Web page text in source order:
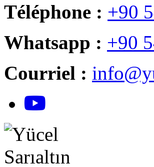
Téléphone : +90
Whatsapp : +90
Courriel :
YouTube